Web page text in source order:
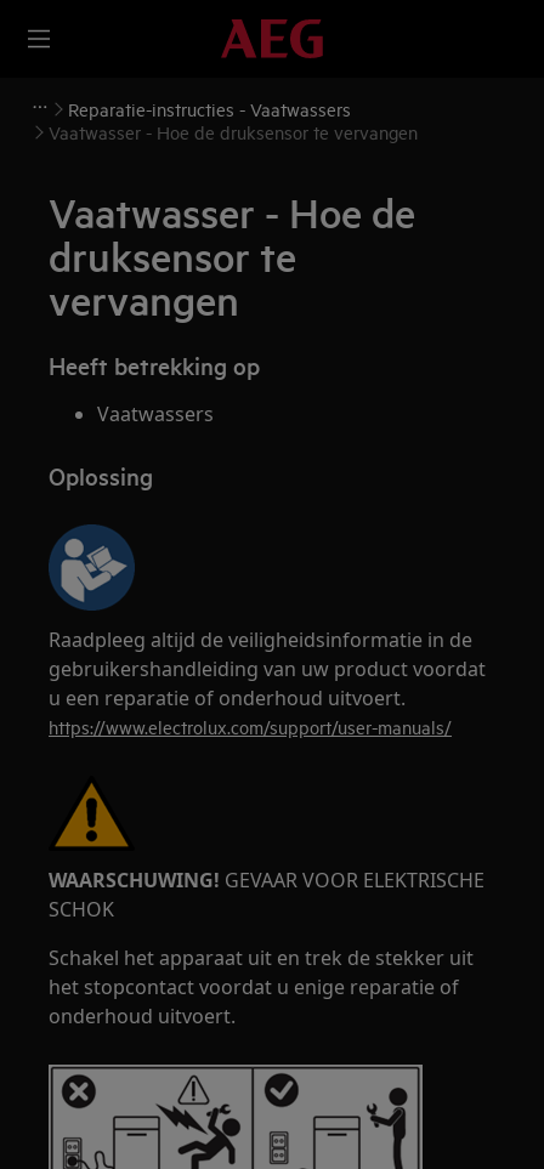
Reparatie-instructies - Vaatwassers
Vaatwasser - Hoe de druksensor te vervangen
Vaatwasser - Hoe de
druksensor te
vervangen
Heeft betrekking op
Vaatwassers
Oplossing
Raadpleeg altijd de veiligheidsinformatie in de
gebruikershandleiding van uw product voordat
u een reparatie of onderhoud uitvoert.
https://www.electrolux.com/support/user-manuals/
WAARSCHUWING! GEVAAR VOOR ELEKTRISCHE
SCHOK
Schakel het apparaat uit en trek de stekker uit
het stopcontact voordat u enige reparatie of
onderhoud uitvoert.